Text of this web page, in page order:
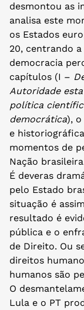
desmontou as
analisa este
os Estados
20, centrando
democracia
capítulos (I –
Autoridade
política
democrática), o
e
momentos de
Nação
É deveras
pelo Estado
situação é
resultado é
pública e o
de Direito. Ou
direitos
humanos são
O
Lula e o PT